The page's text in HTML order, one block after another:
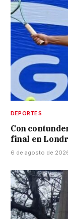
DEPORTES
Con
final en
6 de agosto de